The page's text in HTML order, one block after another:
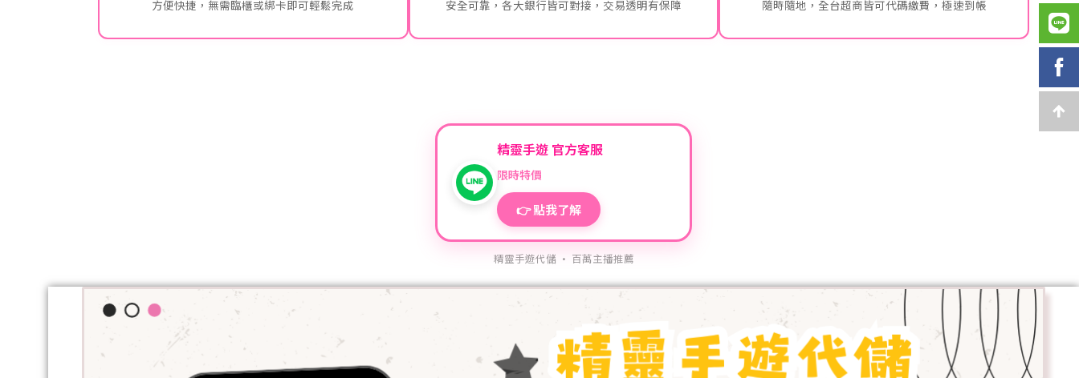
方便快捷，無需臨櫃或綁卡即可輕鬆完成 安全可靠，各大銀行皆可對接，交易透明有保障 隨時隨地，全台超商皆可代碼繳費，極速到帳
精靈手遊 官方客服
限時特價
👉 點我了解
精靈手遊代儲 · 百萬主播推薦